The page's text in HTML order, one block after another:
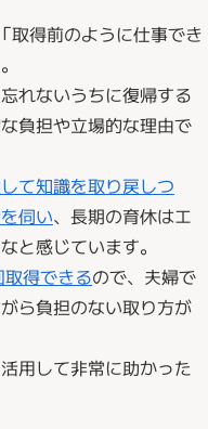
取得前のように仕事でき
れないうちに復帰する
負担や立場的な理由で
て知識を取り戻しつ
伺い、長期の育休はエ
と感じています。
得できるので、夫婦で
ら負担のない取り方が
用して非常に助かった